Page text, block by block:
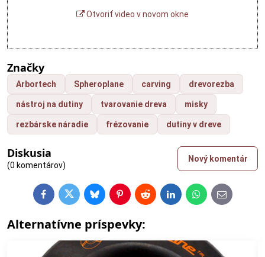
Otvoriť video v novom okne
Značky
Arbortech Spheroplane carving drevorezba
nástroj na dutiny tvarovanie dreva misky
rezbárske náradie frézovanie dutiny v dreve
Diskusia
(0 komentárov)
Nový komentár
FacebookTwitterBlueskyPinterestRedditLinkedInWhatsApp
E-
mail
Alternatívne príspevky: